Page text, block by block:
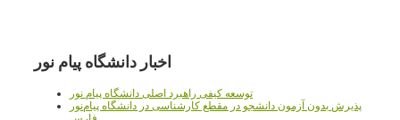
اخبار دانشگاه پیام نور
توسعه کیفی راهبرد اصلی دانشگاه پیام نور
پذیرش بدون آزمون دانشجو در مقطع کارشناسی در دانشگاه پیام‌نور